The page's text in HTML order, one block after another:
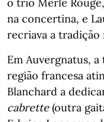
na concertina, e
recriava a tradição
Em Auvergnatus,
região francesa
Blanchard a
cabrette(outra